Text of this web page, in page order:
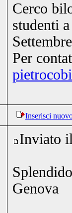
Cerco
studenti
Per
Inserisci
Inviato
Genova